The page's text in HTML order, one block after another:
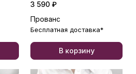
3 590 ₽
Прованс
Бесплатная доставка*
В корзину